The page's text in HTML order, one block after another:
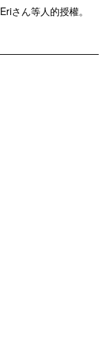
Eriさん等人的授權。